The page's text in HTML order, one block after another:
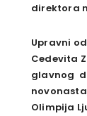
direktora
Upravni
Cedevita
glavnog
Olimpija